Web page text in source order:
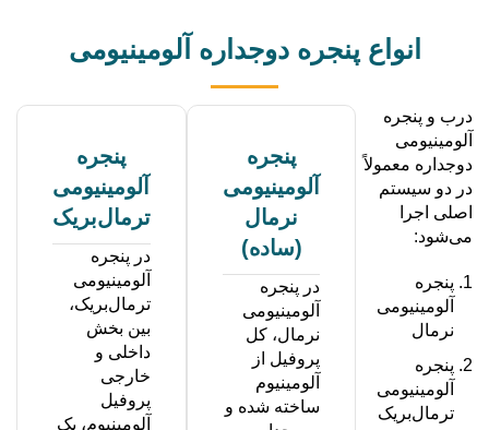
انواع پنجره دوجداره آلومینیومی
درب و پنجره
آلومینیومی
دوجداره معمولاً
در دو سیستم
اصلی اجرا
می‌شود:
پنجره
آلومینیومی
نرمال
پنجره
آلومینیومی
ترمال‌بریک
پنجره
آلومینیومی
نرمال
(ساده)
در پنجره
آلومینیومی
نرمال، کل
پروفیل از
آلومینیوم
ساخته شده و
پنجره
آلومینیومی
ترمال‌بریک
در پنجره
آلومینیومی
ترمال‌بریک،
بین بخش
داخلی و
خارجی
پروفیل
آلومینیوم، یک